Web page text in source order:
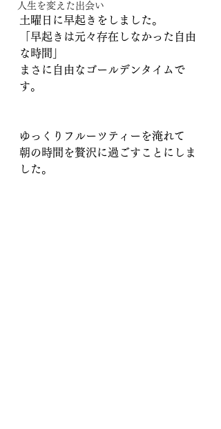
人生を変えた出会い
土曜日に早起きをしました。
「早起きは元々存在しなかった自由
な時間」
まさに自由なゴールデンタイムで
す。
ゆっくりフルーツティーを淹れて
朝の時間を贅沢に過ごすことにしま
した。